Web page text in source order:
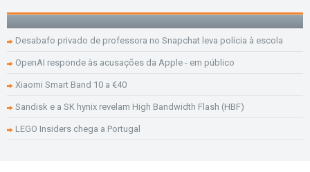
Desabafo privado de professora no Snapchat leva polícia à escola
OpenAI responde às acusações da Apple - em público
Xiaomi Smart Band 10 a €40
Sandisk e a SK hynix revelam High Bandwidth Flash (HBF)
LEGO Insiders chega a Portugal